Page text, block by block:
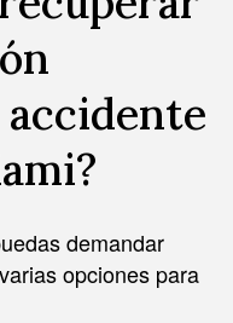
accidente
demandar
opciones para